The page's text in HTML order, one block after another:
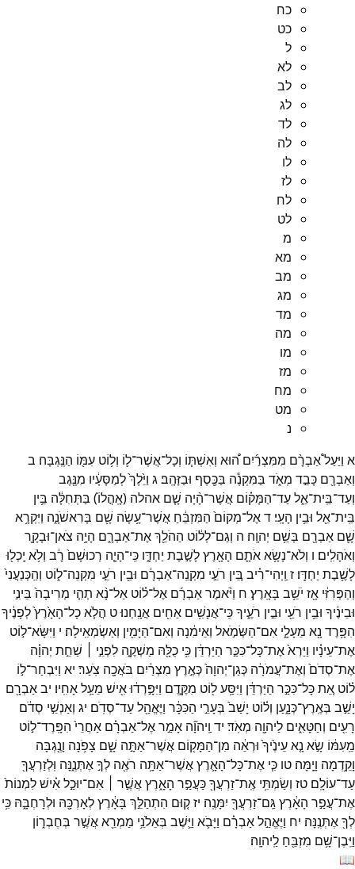
כח
כט
ל
לא
לב
לג
לד
לה
לו
לז
לח
לט
מ
מא
מב
מג
מד
מה
מו
מז
מח
מט
נ
א וַיַּעַל֩אַבְרָ֨ם מִמִּצְרַ֜יִם ה֠וּא וְאִשְׁתּ֧וֹ וְכָל־אֲשֶׁר־ל֛וֹ וְל֥וֹט עִמּ֖וֹ הַנֶּֽגְבָּה׃ ב
וְאַבְרָ֖ם כָּבֵ֣ד מְאֹ֑ד בַּמִּקְנֶ֕ה בַּכֶּ֖סֶף וּבַזָּהָֽב׃ג וַיֵּ֙לֶךְ֙לְמַסָּעָ֔יו מִנֶּ֖גֶב
וְעַד־בֵּֽית־אֵ֑לעַד־הַמָּק֗וֹם אֲשֶׁר־הָ֨יָה שָׁ֤ם אהלה (אָֽהֳלוֹ֙) בַּתְּחִלָּ֔ה בֵּ֥ין
בֵּֽית־אֵ֖ל וּבֵ֥ין הָעָֽי׃ דאֶל־מְקוֹם֙ הַמִּזְבֵּ֔חַ אֲשֶׁר־עָ֥שָׂה שָׁ֖ם בָּרִאשֹׁנָ֑ה וַיִּקְרָ֥א
שָׁ֛ם אַבְרָ֖ם בְּשֵׁ֥ם יְהוָֽה׃ ה וְגַם־לְל֔וֹט הַהֹלֵ֖ךְאֶת־אַבְרָ֑ם הָיָ֥ה צֹאן־וּבָקָ֖ר
וְאֹהָלִֽים׃ ו וְלֹא־נָשָׂ֥אאֹתָ֛ם הָאָ֖רֶץלָשֶׁ֣בֶת יַחְדָּ֑ו כִּֽי־הָיָ֤ה רְכוּשָׁם֙ רָ֔ב וְלֹ֥א יָֽכְל֖וּ
לָשֶׁ֥בֶת יַחְדָּֽו׃ ז וַֽיְהִי־רִ֗יב בֵּ֚ין רֹעֵ֣י מִקְנֵֽה־אַבְרָ֔ם וּבֵ֖ין רֹעֵ֣י מִקְנֵה־ל֑וֹט וְהַֽכְּנַעֲנִי֙
וְהַפְּרִזִּ֔י אָ֖ז יֹשֵׁ֥ב בָּאָֽרֶץ׃ ח וַיֹּ֨אמֶראַבְרָ֜ם אֶל־ל֗וֹט אַל־נָ֨א תְהִ֤י מְרִיבָה֙ בֵּינִ֣י
וּבֵינֶ֔יךָ וּבֵ֥ין רֹעַ֖י וּבֵ֣ין רֹעֶ֑יךָכִּֽי־אֲנָשִׁ֥ים אַחִ֖ים אֲנָֽחְנוּ׃ט הֲלֹ֤אכָל־הָאָ֙רֶץ֙לְפָנֶ֔יךָ
הִפָּ֥רֶד נָ֖א מֵעָלָ֑י אִם־הַשְּׂמֹ֣אל וְאֵימִ֔נָה וְאִם־הַיָּמִ֖ין וְאַשְׂמְאִֽילָה׃ י וַיִּשָּׂא־ל֣וֹט
אֶת־עֵינָ֗יו וַיַּרְא֙אֶת־כָּל־כִּכַּ֣ר הַיַּרְדֵּ֔ן כִּ֥י כֻלָּ֖הּ מַשְׁקֶ֑ה לִפְנֵ֣י ׀ שַׁחֵ֣ת יְהוָ֗ה
אֶת־סְדֹם֙ וְאֶת־עֲמֹרָ֔ה כְּגַן־יְהוָה֙כְּאֶ֣רֶץ מִצְרַ֔יִם בֹּאֲכָ֖ה צֹֽעַר׃ יא וַיִּבְחַר־ל֣וֹ
ל֗וֹט אֵ֚תכָּל־כִּכַּ֣ר הַיַּרְדֵּ֔ן וַיִּסַּ֥על֖וֹט מִקֶּ֑דֶם וַיִּפָּ֣רְד֔וּאִ֖ישׁ מֵעַ֥לאָחִֽיו׃ יבאַבְרָ֖ם
יָשַׁ֣ב בְּאֶֽרֶץ־כְּנָ֑עַן וְל֗וֹט יָשַׁב֙ בְּעָרֵ֣י הַכִּכָּ֔ר וַיֶּאֱהַ֖לעַד־סְדֹֽם׃ יג וְאַנְשֵׁ֣י סְדֹ֔ם
רָעִ֖ים וְחַטָּאִ֑ים לַיהוָ֖ה מְאֹֽד׃ יד וַֽיהוָ֞ה אָמַ֣ראֶל־אַבְרָ֗ם אַחֲרֵי֙ הִפָּֽרֶד־ל֣וֹט
מֵֽעִמּ֔וֹ שָׂ֣א נָ֤אעֵינֶ֙יךָ֙ וּרְאֵ֔ה מִן־הַמָּק֖וֹם אֲשֶׁר־אַתָּ֣ה שָׁ֑ם צָפֹ֥נָה וָנֶ֖גְבָּה
וָקֵ֥דְמָה וָיָֽמָּה׃ טו כִּ֧י אֶת־כָּל־הָאָ֛רֶץאֲשֶׁר־אַתָּ֥ה רֹאֶ֖ה לְךָ֣אֶתְּנֶ֑נָּה וּֽלְזַרְעֲךָ֖
עַד־עוֹלָֽם׃ טז וְשַׂמְתִּ֥י אֶֽת־זַרְעֲךָ֖כַּעֲפַ֣ר הָאָ֑רֶץאֲשֶׁ֣ר ׀ אִם־יוּכַ֣לאִ֗ישׁלִמְנוֹת֙
אֶת־עֲפַ֣ר הָאָ֔רֶץגַּֽם־זַרְעֲךָ֖ יִמָּנֶֽה׃ יזק֚וּם הִתְהַלֵּ֣ךְ בָּאָ֔רֶץלְאָרְכָּ֖הּ וּלְרָחְבָּ֑הּ כִּ֥י
לְךָ֖אֶתְּנֶֽנָּה׃ יח וַיֶּאֱהַ֣לאַבְרָ֗ם וַיָּבֹ֛א וַיֵּ֛שֶׁב בְּאֵלֹנֵ֥י מַמְרֵ֖אאֲשֶׁ֣ר בְּחֶבְר֑וֹן
וַיִּֽבֶן־שָׁ֥ם מִזְבֵּ֖חַ לַֽיהוָֽה׃
📖